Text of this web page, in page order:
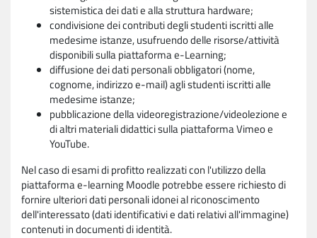
sistemistica dei dati e alla struttura hardware;
condivisione dei contributi degli studenti iscritti alle
medesime istanze, usufruendo delle risorse/attività
disponibili sulla piattaforma e-Learning;
diffusione dei dati personali obbligatori (nome,
cognome, indirizzo e-mail) agli studenti iscritti alle
medesime istanze;
pubblicazione della videoregistrazione/videolezione e
di altri materiali didattici sulla piattaforma Vimeo e
YouTube.
Nel caso di esami di profitto realizzati con l'utilizzo della
piattaforma e-learning Moodle potrebbe essere richiesto di
fornire ulteriori dati personali idonei al riconoscimento
dell'interessato (dati identificativi e dati relativi all'immagine)
contenuti in documenti di identità.